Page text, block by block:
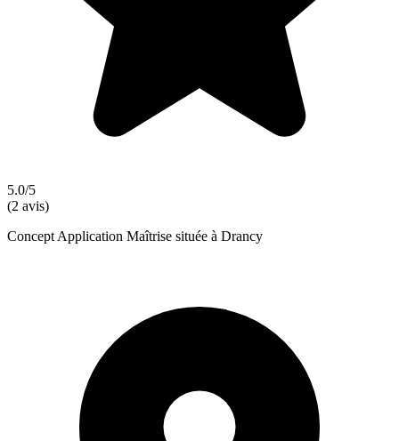
5.0/5
(2 avis)
Concept Application Maîtrise située à Drancy